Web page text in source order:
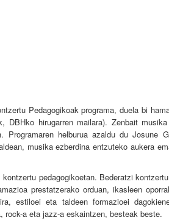
Pedagogikoak programa, duela bi
DBHko hirugarren mailara). Zenbait
helburua azaldu du Josune
musika ezberdina entzuteko aukera
pedagogikoetan. Bederatzi
prestatzerako orduan, ikasleen
estiloei eta taldeen formazioei
a eta jazz-a eskaintzen, besteak beste.